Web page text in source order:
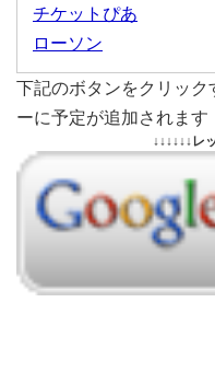
チケットぴあ
ローソン
下記のボタンをクリッ
ーに予定が追加されます
↓↓↓↓↓↓レ